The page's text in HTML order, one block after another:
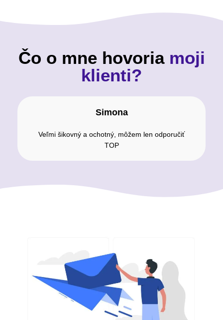
Čo o mne hovoriamoji
klienti?
Simona
Veľmi šikovný a ochotný, môžem len odporučiť
TOP